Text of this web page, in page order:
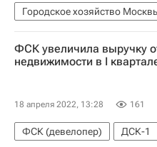
Городское хозяйство
Москва Сегодня: мегаполис
Комплекс городского
ФСК увеличила выручку
недвижимости в I
18 апреля 2022, 13:28 161
ФСК (девелопер) ДСК-1